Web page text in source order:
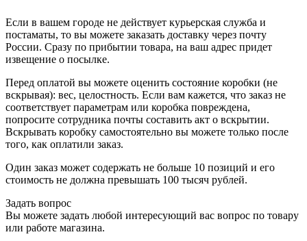
Если в вашем городе не действует курьерская служба и
постаматы, то вы можете заказать доставку через почту
России. Сразу по прибытии товара, на ваш адрес придет
извещение о посылке.
Перед оплатой вы можете оценить состояние коробки (не
вскрывая): вес, целостность. Если вам кажется, что заказ не
соответствует параметрам или коробка повреждена,
попросите сотрудника почты составить акт о вскрытии.
Вскрывать коробку самостоятельно вы можете только после
того, как оплатили заказ.
Один заказ может содержать не больше 10 позиций и его
стоимость не должна превышать 100 тысяч рублей.
Задать вопрос
Вы можете задать любой интересующий вас вопрос по товару
или работе магазина.